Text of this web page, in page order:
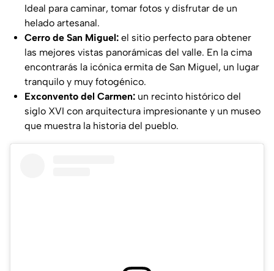
Ideal para caminar, tomar fotos y disfrutar de un
helado artesanal.
Cerro de San Miguel: el sitio perfecto para obtener
las mejores vistas panorámicas del valle. En la cima
encontrarás la icónica ermita de San Miguel, un lugar
tranquilo y muy fotogénico.
Exconvento del Carmen: un recinto histórico del
siglo XVI con arquitectura impresionante y un museo
que muestra la historia del pueblo.